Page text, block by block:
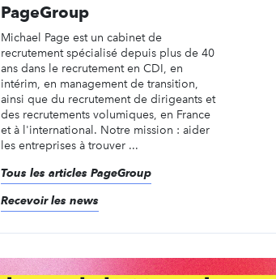
PageGroup
Michael Page est un cabinet de
recrutement spécialisé depuis plus de 40
ans dans le recrutement en CDI, en
intérim, en management de transition,
ainsi que du recrutement de dirigeants et
des recrutements volumiques, en France
et à l'international. Notre mission : aider
les entreprises à trouver ...
Tous les articles PageGroup
Recevoir les news